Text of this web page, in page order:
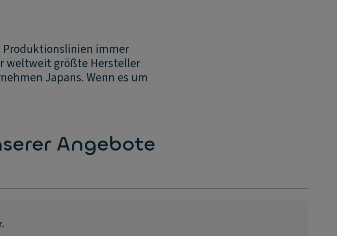
Produktionslinien immer
weltweit größte Hersteller
Japans. Wenn es um
Angebote